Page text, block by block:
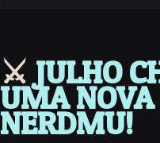
⚔️JULHO
UMA
NERDMU!